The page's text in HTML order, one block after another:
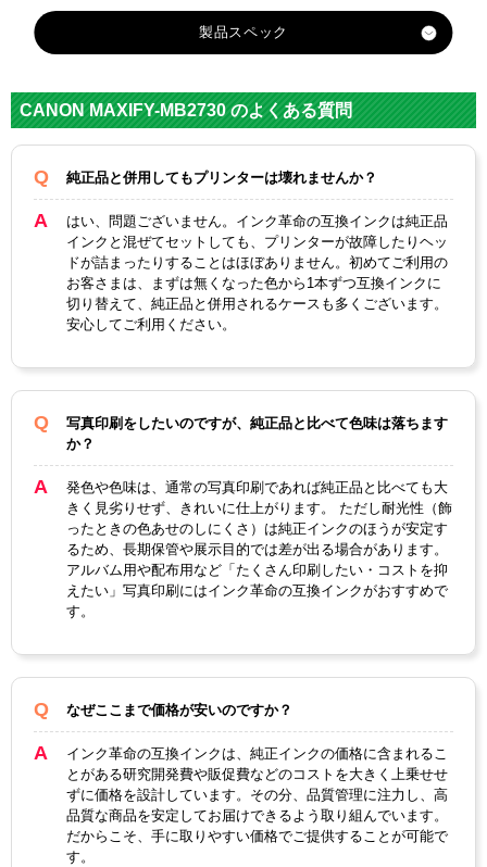
製品スペック
メーカ
ー
キヤノン
対応
番
PGI-
BK
PGI-
C
PGI-
M
Y
カラー
ブラッ
ク
シアン
マゼン
タ
イエロ
ー
顔料・
あり
製品タ
イプ
CANON MAXIFY-MB2730 のよくある質問
純正品と併用してもプリンターは壊れませんか？
はい、問題ございません。インク革命の互換インクは純正品
インクと混ぜてセットしても、プリンターが故障したりヘッ
ドが詰まったりすることはほぼありません。初めてご利用の
お客さまは、まずは無くなった色から1本ずつ互換インクに
切り替えて、純正品と併用されるケースも多くございます。
安心してご利用ください。
写真印刷をしたいのですが、純正品と比べて色味は落ちます
か？
発色や色味は、通常の写真印刷であれば純正品と比べても大
きく見劣りせず、きれいに仕上がります。 ただし耐光性（飾
ったときの色あせのしにくさ）は純正インクのほうが安定す
るため、長期保管や展示目的では差が出る場合があります。
アルバム用や配布用など「たくさん印刷したい・コストを抑
えたい」写真印刷にはインク革命の互換インクがおすすめで
す。
なぜここまで価格が安いのですか？
インク革命の互換インクは、純正インクの価格に含まれるこ
とがある研究開発費や販促費などのコストを大きく上乗せせ
ずに価格を設計しています。その分、品質管理に注力し、高
品質な商品を安定してお届けできるよう取り組んでいます。
だからこそ、手に取りやすい価格でご提供することが可能で
す。